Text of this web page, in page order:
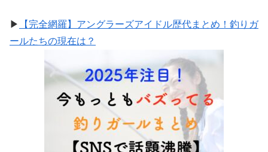
▶
【完全網羅】アングラーズアイドル歴代まとめ！釣りガ
ールたちの現在は？